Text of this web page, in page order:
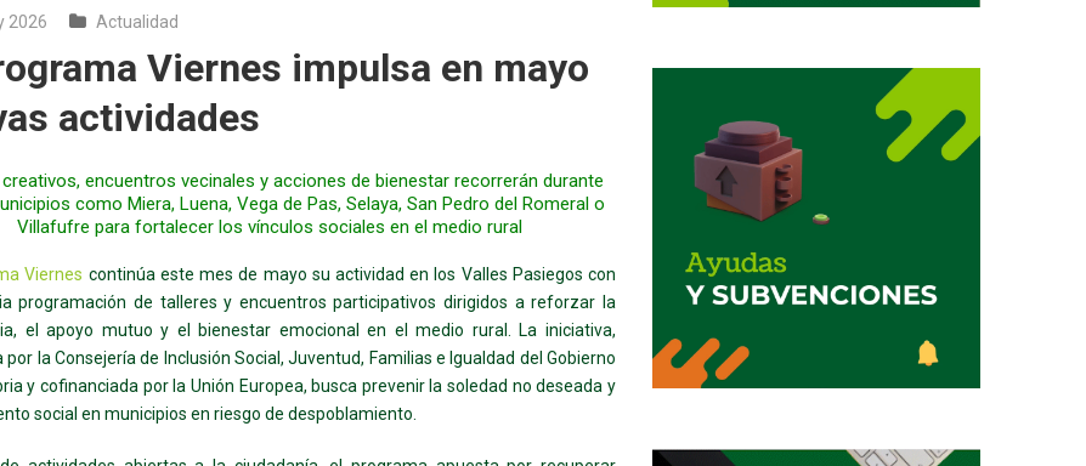
2026 Actualidad
Viernes impulsa en mayo
actividades
encuentros vecinales y acciones de bienestar recorrerán durante
como Miera, Luena, Vega de Pas, Selaya, San Pedro del Romeral o
Villafufre para fortalecer los vínculos sociales en el medio rural
Viernes continúa este mes de mayo su actividad en los Valles Pasiegos con
programación de talleres y encuentros participativos dirigidos a reforzar la
el apoyo mutuo y el bienestar emocional en el medio rural. La iniciativa,
por la Consejería de Inclusión Social, Juventud, Familias e Igualdad del Gobierno
y cofinanciada por la Unión Europea, busca prevenir la soledad no deseada y
social en municipios en riesgo de despoblamiento.